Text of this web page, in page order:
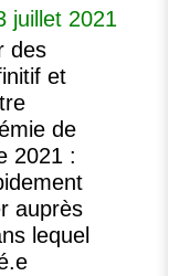
juillet 2021
des
et
de
2021 :
auprès
lequel